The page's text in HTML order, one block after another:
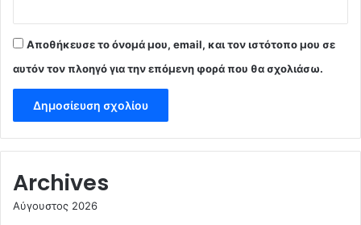
Αποθήκευσε το όνομά μου, email, και τον ιστότοπο μου σε
αυτόν τον πλοηγό για την επόμενη φορά που θα σχολιάσω.
Archives
Αύγουστος 2026